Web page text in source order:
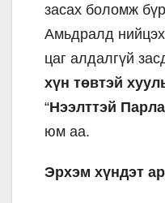
засах боломж
Амьдралд
цаг алдалгүй
хүн төвтэй
“Нээлттэй
юм аа.
Эрхэм хүндэт